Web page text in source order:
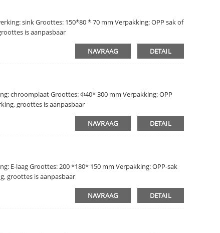
sink Groottes: 150*80 * 70 mm Verpakking: OPP sak of
is aanpasbaar
NAVRAAG DETAIL
chroomplaat Groottes: Φ40* 300 mm Verpakking: OPP
groottes is aanpasbaar
NAVRAAG DETAIL
E-laag Groottes: 200 *180* 150 mm Verpakking: OPP-sak
groottes is aanpasbaar
NAVRAAG DETAIL